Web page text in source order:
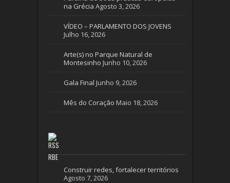
na Grécia Agosto 3, 2026
VÍDEO – PARLAMENTO DOS JOVENS
Julho 16, 2026
Arte(s) no Parque Natural de
Montesinho Junho 10, 2026
Gala Final Junho 9, 2026
Mês do Coração Maio 18, 2026
RBE
Construir redes, fortalecer territórios
Agosto 7, 2026